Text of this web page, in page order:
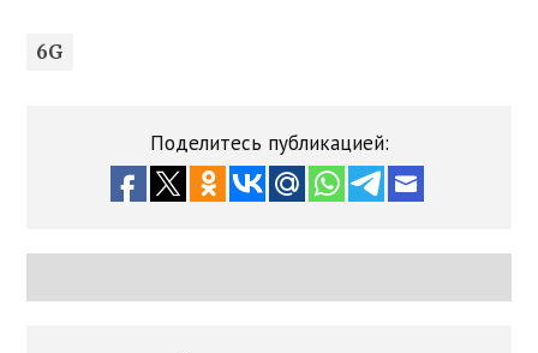
6G
Поделитесь публикацией: